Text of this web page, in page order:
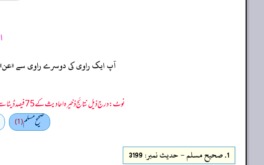
آپ ایک راوی کی دوسرے راوی سے «عن»
نوٹ: درج ذیل نتائج ذخیرہ احادیث کے 75 فیصد ڈیٹا سے منتخب کیے گئے ہیں، یعنی ان راوی پر مزید احادیث بھی موجود ہو سکتی ہیں، اس لیے ان نتائج کو ابتدائی (اندازاً) سمجھا جائے۔
صحيح مسلم(1)
1. صحيح مسلم - حدیث نمبر: 3199